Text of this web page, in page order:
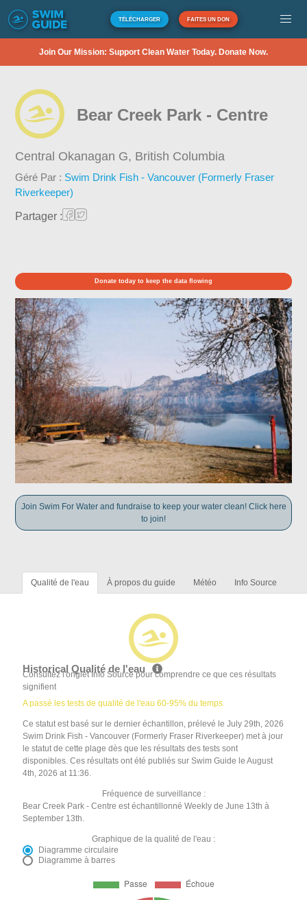
TÉLÉCHARGER FAITES UN DON
Join Our Mission: Support Clean Water Today. Donate Now.
Bear Creek Park - Centre
Central Okanagan G, British Columbia
Géré Par : Swim Drink Fish - Vancouver (Formerly Fraser
Riverkeeper)
Partager :
Donate today to keep the data flowing
Join Swim For Water and fundraise to keep your water clean! Click here
to join!
Qualité de l'eau À propos du guide Météo Info Source
Historical Qualité de l'eau
Consultez l'onglet Info Source pour comprendre ce que ces résultats
signifient
A passé les tests de qualité de l'eau 60-95% du temps
Ce statut est basé sur le dernier échantillon, prélevé le July 29th, 2026
Swim Drink Fish - Vancouver (Formerly Fraser Riverkeeper) met à jour
le statut de cette plage dès que les résultats des tests sont
disponibles. Ces résultats ont été publiés sur Swim Guide le August
4th, 2026 at 11:36.
Fréquence de surveillance :
Bear Creek Park - Centre est échantillonné Weekly de June 13th à
September 13th.
Graphique de la qualité de l'eau :
Diagramme circulaire
Diagramme à barres